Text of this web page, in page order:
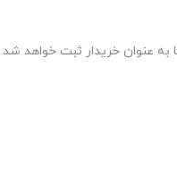
به عنوان خریدار ثبت خواهد شد.